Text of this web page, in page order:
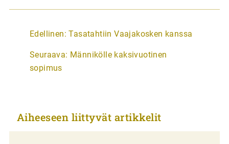
A
t
i
e
Edellinen: Tasatahtiin Vaajakosken kanssa
Seuraava: Männikölle kaksivuotinen
sopimus
Aiheeseen liittyvät artikkelit